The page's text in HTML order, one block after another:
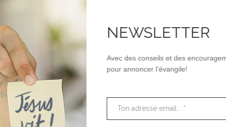
JE CROIS –
4 MINUTES QUI
PEUVENT CHANGER
TA VIE
NEWSLETTER
Avec des conseils et des
pour annoncer l’évangile!